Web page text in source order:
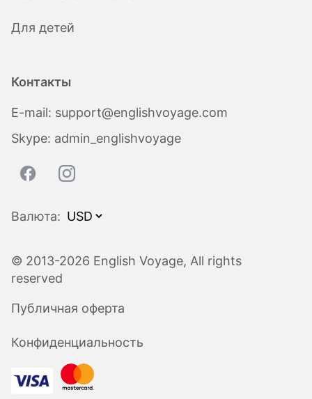
Для детей
Контакты
E-mail: support@englishvoyage.com
Skype: admin_englishvoyage
Валюта:
© 2013-2026 English Voyage, All rights
reserved
Публичная оферта
Конфиденциальность